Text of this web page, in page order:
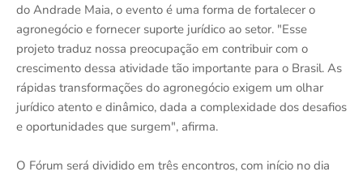
do Andrade Maia, o evento é uma forma de fortalecer o
agronegócio e fornecer suporte jurídico ao setor. "Esse
projeto traduz nossa preocupação em contribuir com o
crescimento dessa atividade tão importante para o Brasil. As
rápidas transformações do agronegócio exigem um olhar
jurídico atento e dinâmico, dada a complexidade dos desafios
e oportunidades que surgem", afirma.
O Fórum será dividido em três encontros, com início no dia